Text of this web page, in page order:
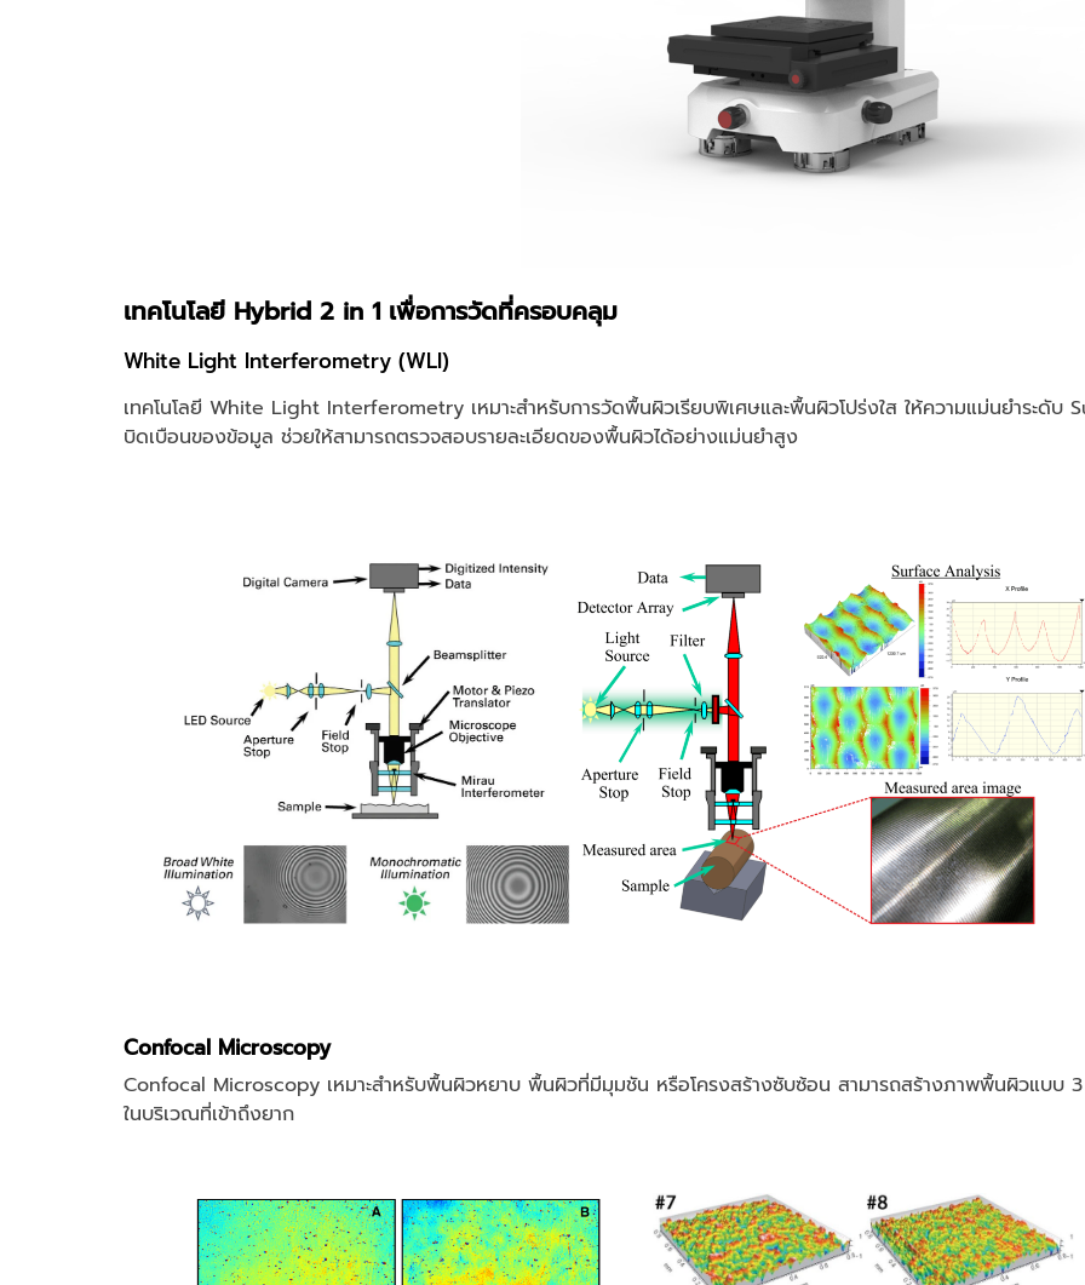
เทคโนโลยี Hybrid 2 in 1 เพื่อการวัดที่ครอบคลุม
White Light Interferometry (WLI)
เทคโนโลยี White Light Interferometry เหมาะสำหรับการวัดพื้นผิวเรียบพิเศษและพื้นผิวโปร่งใส ให้ความแม่นยำระดั
บิดเบือนของข้อมูล ช่วยให้สามารถตรวจสอบรายละเอียดของพื้นผิวได้อย่างแม่นยำสูง
Confocal Microscopy
Confocal Microscopy เหมาะสำหรับพื้นผิวหยาบ พื้นผิวที่มีมุมชัน หรือโครงสร้างซับซ้อน สามารถสร้างภาพพื้นผิวแบบ
ในบริเวณที่เข้าถึงยาก